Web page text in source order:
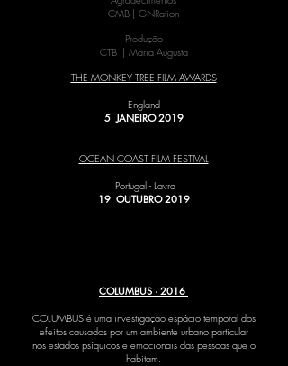
CMB | GNRation
Produção
CTB | Maria Augusta
THE MONKEY TREE FILM AWARDS
England
5 JANEIRO 2019
OCEAN COAST FILM FESTIVAL
Portugal - Lavra
19 OUTUBRO 2019
COLUMBUS · 2016
COLUMBUS é uma investigação espácio temporal dos
efeitos causados por um ambiente urbano particular
nos estados psíquicos e emocionais das pessoas que o
habitam.